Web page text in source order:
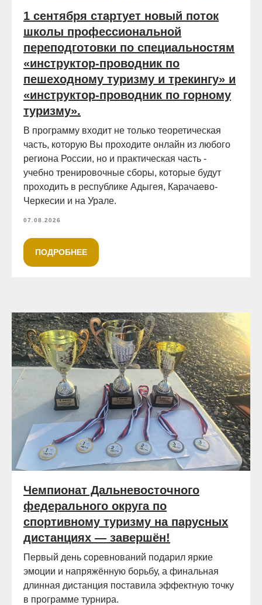
1 сентября стартует новый поток
школы профессиональной
переподготовки по специальностям
«инструктор-проводник по
пешеходному туризму и трекингу» и
«инструктор-проводник по горному
туризму».
В программу входит не только теоретическая
часть, которую Вы проходите онлайн из любого
региона России, но и практическая часть -
учебно тренировочные сборы, которые будут
проходить в республике Адыгея, Карачаево-
Черкесии и на Урале.
07.08.2026
ПОДРОБНЕЕ
Чемпионат Дальневосточного
федерального округа по
спортивному туризму на парусных
дистанциях — завершён!
Первый день соревнований подарил яркие
эмоции и напряжённую борьбу, а финальная
длинная дистанция поставила эффектную точку
в программе турнира.